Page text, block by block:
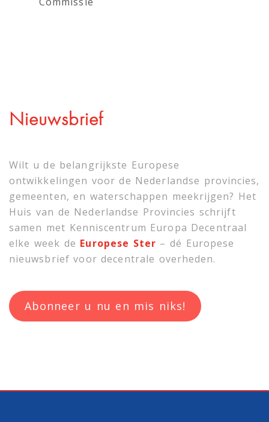
Nieuwsbrief
Wilt u de belangrijkste Europese
ontwikkelingen voor de Nederlandse provincies,
gemeenten, en waterschappen meekrijgen? Het
Huis van de Nederlandse Provincies schrijft
samen met Kenniscentrum Europa Decentraal
elke week de Europese Ster – dé Europese
nieuwsbrief voor decentrale overheden.
Abonneer u nu en mis niks!